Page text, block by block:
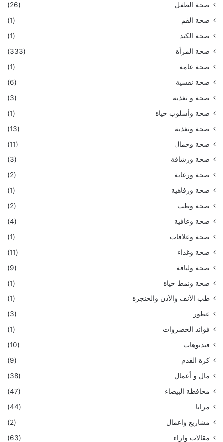
صحة الطفل
(26)
صحة الفم
(1)
صحة الكبد
(1)
صحة المرأة
(333)
صحة عامة
(1)
صحة نفسية
(6)
صحة و تغذية
(3)
صحة وأسلوب حياة
(1)
صحة وتغذية
(13)
صحة وجمال
(11)
صحة ورشاقة
(3)
صحة ورعاية
(2)
صحة ورفاهية
(1)
صحة وطب
(2)
صحة وعافية
(4)
صحة وعلاقات
(1)
صحة وغذاء
(11)
صحة ولياقة
(9)
صحة ونمط حياة
(1)
طب الأنف والأذن والحنجرة
(1)
عطور
(3)
فوائد الخضروات
(1)
فيديوهات
(10)
كرة القدم
(9)
مال و أعمال
(38)
محافظة البيضاء
(47)
مرايا
(44)
مشاريع واعمال
(2)
مقالات واراء
(63)